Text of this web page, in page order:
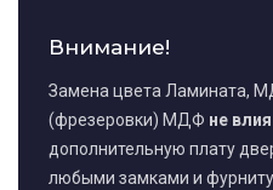
Внимание!
Замена цвета Ламината,
(фрезеровки) МДФ не
дополнительную плату
любыми замками и